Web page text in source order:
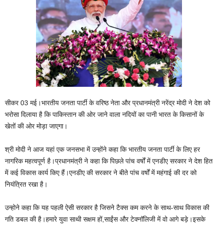
सीकर 03 मई।भारतीय जनता पार्टी के वरिष्‍ठ नेता और प्रधानमंत्री नरेंद्र मोदी ने देश को
भरोसा दिलाया है कि पाकिस्‍तान की ओर जाने वाला नदियों का पानी भारत के किसानों के
खेतों की ओर मोड़ा जाएगा।
श्री मोदी ने आज यहां एक जनसभा में उन्‍होंने कहा कि भारतीय जनता पार्टी के लिए हर
नागरिक महत्‍वपूर्ण है।प्रधानमंत्री ने कहा कि पिछले पांच वर्षों में एनडीए सरकार ने देश हित
में कई विकास कार्य किए हैं।एनडीए की सरकार ने बीते पांच वर्षों में महंगाई की दर को
नियंत्रित रखा है।
उन्होने कहा कि यह पहली ऐसी सरकार है जिसने टैक्‍स कम करने के साथ-साथ विकास की
गति डबल की है।हमारे युवा साथी सक्षम हों,साईंस और टेक्‍नॉलिजी में वो आगे बड़े।इ‍सके